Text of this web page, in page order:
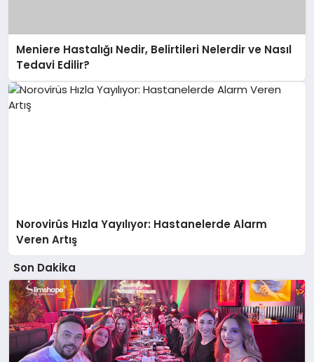
Meniere Hastalığı Nedir, Belirtileri Nelerdir ve Nasıl
Tedavi Edilir?
Norovirüs Hızla Yayılıyor: Hastanelerde Alarm
Veren Artış
Son Dakika